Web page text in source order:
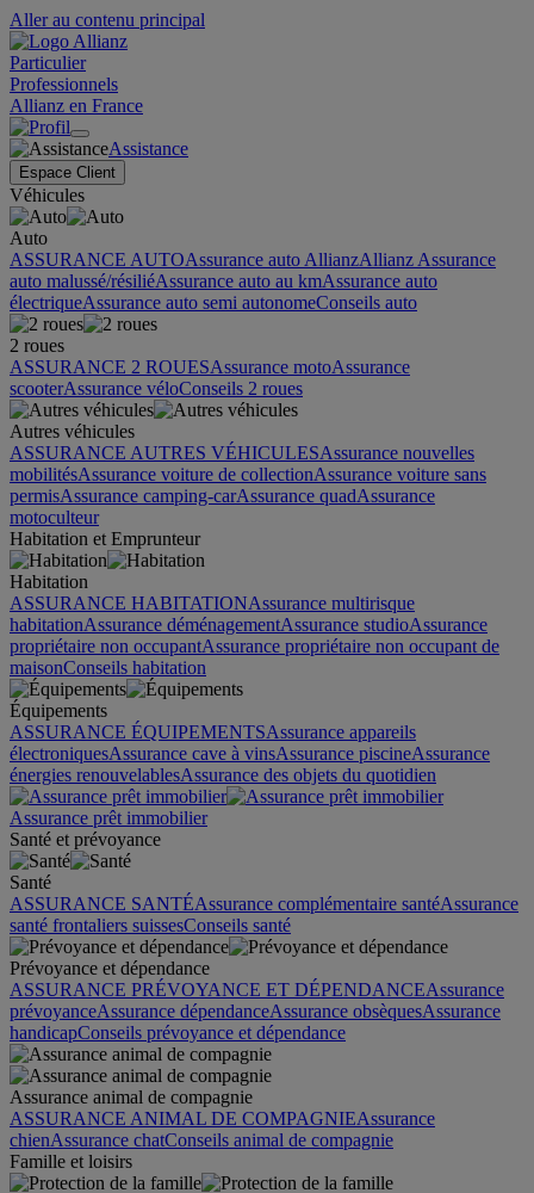
Aller au contenu principal
Particulier
Professionnels
Allianz en France
Assistance
Espace Client
Véhicules
Auto
ASSURANCE AUTOAssurance auto AllianzAllianz Assurance
auto malussé/résiliéAssurance auto au kmAssurance auto
électriqueAssurance auto semi autonomeConseils auto
2 roues
ASSURANCE 2 ROUESAssurance motoAssurance
scooterAssurance véloConseils 2 roues
Autres véhicules
ASSURANCE AUTRES VÉHICULESAssurance nouvelles
mobilitésAssurance voiture de collectionAssurance voiture sans
permisAssurance camping-carAssurance quadAssurance
motoculteur
Habitation et Emprunteur
Habitation
ASSURANCE HABITATIONAssurance multirisque
habitationAssurance déménagementAssurance studioAssurance
propriétaire non occupantAssurance propriétaire non occupant de
maisonConseils habitation
Équipements
ASSURANCE ÉQUIPEMENTSAssurance appareils
électroniquesAssurance cave à vinsAssurance piscineAssurance
énergies renouvelablesAssurance des objets du quotidien
Assurance prêt immobilier
Santé et prévoyance
Santé
ASSURANCE SANTÉAssurance complémentaire santéAssurance
santé frontaliers suissesConseils santé
Prévoyance et dépendance
ASSURANCE PRÉVOYANCE ET DÉPENDANCEAssurance
prévoyanceAssurance dépendanceAssurance obsèquesAssurance
handicapConseils prévoyance et dépendance
Assurance animal de compagnie
ASSURANCE ANIMAL DE COMPAGNIEAssurance
chienAssurance chatConseils animal de compagnie
Famille et loisirs